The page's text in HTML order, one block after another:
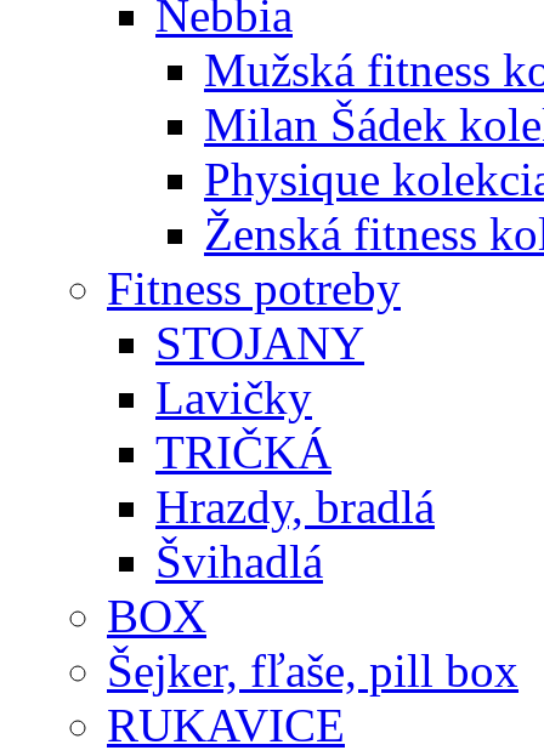
Nebbia
Mužská fitness
Milan Šádek
Physique
Ženská fitness
Fitness potreby
STOJANY
Lavičky
TRIČKÁ
Hrazdy, bradlá
Švihadlá
BOX
Šejker, fľaše, pill box
RUKAVICE